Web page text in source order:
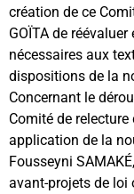
création de ce
GOÏTA de
nécessaires aux
dispositions de la
Concernant le
Comité de
application de la
Fousseyni
avant-projets de loi